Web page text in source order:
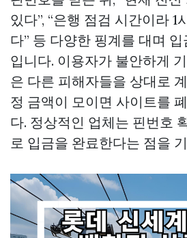
있다”, “은행 점검 시간이라 1
다” 등 다양한 핑계를 대며
입니다. 이용자가 불안하게
은 다른 피해자들을 상대로
정 금액이 모이면 사이트를
다. 정상적인 업체는 핀번호
로 입금을 완료한다는 점을